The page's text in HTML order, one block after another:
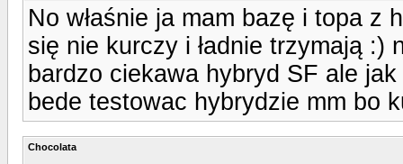
No właśnie ja mam bazę i topa z
się nie kurczy i ładnie trzymają :)
bardzo ciekawa hybryd SF ale
bede testowac hybrydzie mm bo
Chocolata